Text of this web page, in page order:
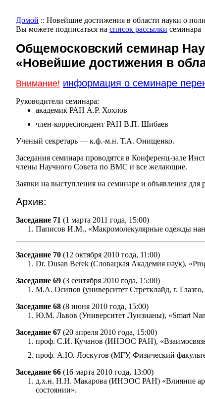
Домой :: Новейшие достижения в области науки о
Вы можете подписаться на список рассылки семинара
Общемосковский семинар
«Новейшие достижения в
Внимание! информация о семинаре
Руководители семинара:
академик РАН А.Р. Хохлов
член-корреспондент РАН В.П. Шибаев
Ученый секретарь — к.ф.-м.н. Т.А. Онищенко.
Заседания семинара проводятся в Конференц-зале
члены Научного Совета по ВМС и все желающие.
Заявки на выступления на семинаре и объявления для
Архив:
Заседание 71 (1 марта 2011 года, 15:00)
Паписов И.М., «Макромолекулярные одежды
Заседание 70 (12 октября 2010 года, 11:00)
Dr. Dusan Berek (Словацкая Академия наук),
Заседание 69 (3 сентября 2010 года, 15:00)
М.А. Осипов (университет Стретклайд, г.
Заседание 68 (8 июня 2010 года, 15:00)
Ю.М. Львов (Университет Луизианы), «Smart
Заседание 67 (20 апреля 2010 года, 15:00)
проф. С.И. Кучанов (ИНЭОС РАН), «Взаимосвязь
проф. А.Ю. Лоскутов (МГУ, Физический
Заседание 66 (16 марта 2010 года, 13:00)
д.х.н. Н.Н. Макарова (ИНЭОС РАН) «Влияние
состоянии».